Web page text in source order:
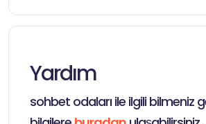
Yardım
sohbet odaları ile ilgili bilmeniz